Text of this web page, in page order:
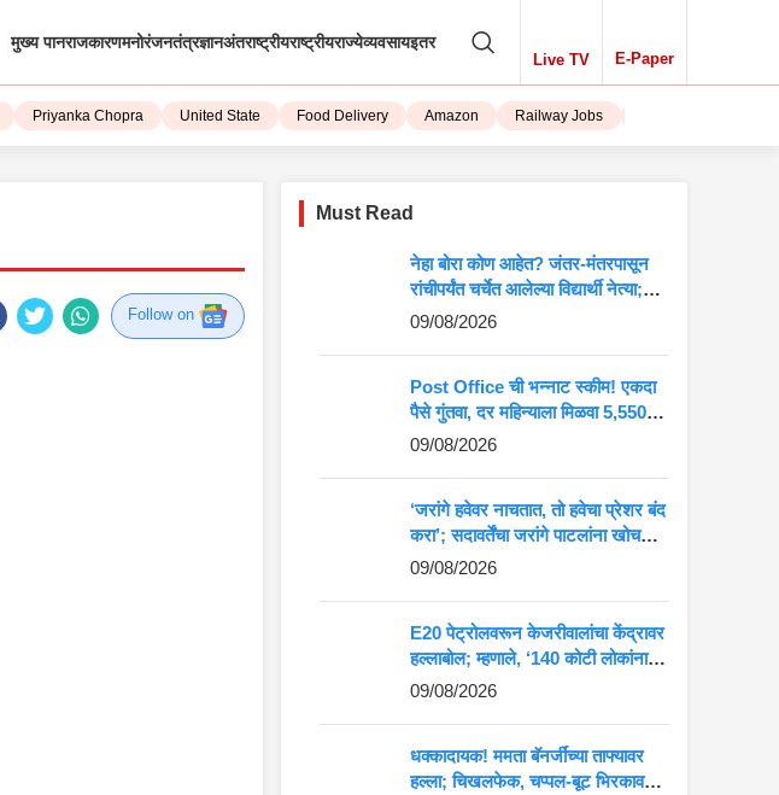
मुख्य पानराजकारणमनोरंजनतंत्रज्ञानअंतराष्ट्रीयराष्ट्रीयराज्येव्यवसायइतर
Live TV E-Paper
Priyanka Chopra United State Food Delivery Amazon Railway Jobs iPhone 15
Follow on
Must Read
नेहा बोरा कोण आहेत? जंतर-मंतरपासून
रांचीपर्यंत चर्चेत आलेल्या विद्यार्थी नेत्या;
जाणून घ्या शिक्षण आणि राजकीय प्रवास
09/08/2026
Post Office ची भन्नाट स्कीम! एकदा
पैसे गुंतवा, दर महिन्याला मिळवा 5,550
रुपयांची कमाई
09/08/2026
‘जरांगे हवेवर नाचतात, तो हवेचा प्रेशर बंद
करा’; सदावर्तेंचा जरांगे पाटलांना खोचक
टोला
09/08/2026
E20 पेट्रोलवरून केजरीवालांचा केंद्रावर
हल्लाबोल; म्हणाले, ‘140 कोटी लोकांना
मारहाण करून…’
09/08/2026
धक्कादायक! ममता बॅनर्जींच्या ताफ्यावर
हल्ला; चिखलफेक, चप्पल-बूट भिरकावले,